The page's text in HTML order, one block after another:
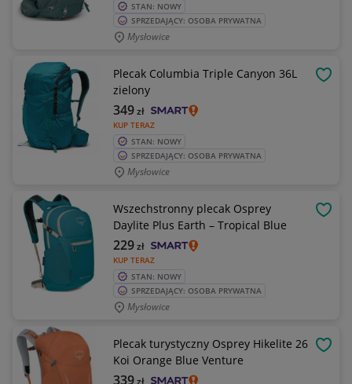
STAN: NOWY
SPRZEDAJĄCY: OSOBA PRYWATNA
Mysłowice
Plecak Columbia Triple Canyon 36L
zielony
KUP TERAZ
349zł
STAN: NOWY
SPRZEDAJĄCY: OSOBA PRYWATNA
Mysłowice
Wszechstronny plecak Osprey
Daylite Plus Earth – Tropical Blue
KUP TERAZ
229zł
STAN: NOWY
SPRZEDAJĄCY: OSOBA PRYWATNA
Mysłowice
Plecak turystyczny Osprey Hikelite 26
Koi Orange Blue Venture
339zł